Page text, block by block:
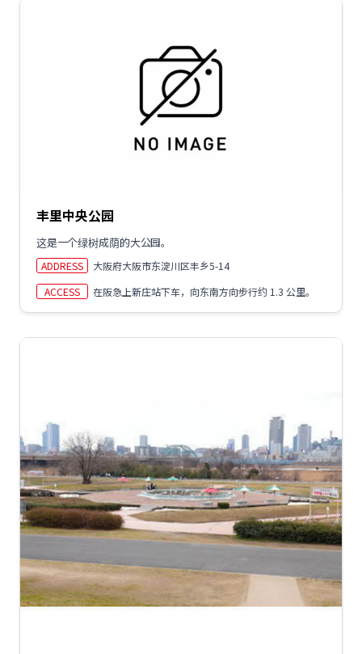
丰里中央公园
这是一个绿树成荫的大公园。
ADDRESS
大阪府大阪市东淀川区丰乡5-14
ACCESS
在阪急上新庄站下车，向东南方向步行约 1.3 公里。